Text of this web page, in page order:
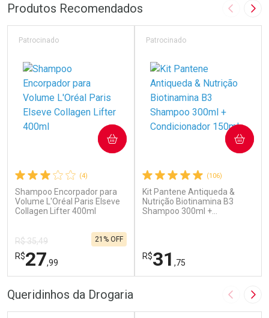
Produtos Recomendados Imagem
(4)
Shampoo Encorpador para
Volume L'Oréal Paris Elseve
Collagen Lifter 400ml
Patrocinado
R$ 35,49
R$27,99
21% OFF
COMPRAR
(106)
Kit Pantene Antiqueda &
Nutrição Biotinamina B3
Shampoo 300ml +
Patrocinado
R$31 ,75
COMPRAR
Queridinhos da Drogaria Imagem